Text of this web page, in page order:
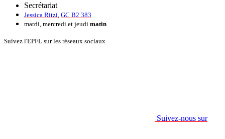
Secrétariat
Jessica Ritzi GC B2 383
mardi, mercredi et jeudi matin
Suivez l'EPFL sur les réseaux sociaux
Suivez-nous sur